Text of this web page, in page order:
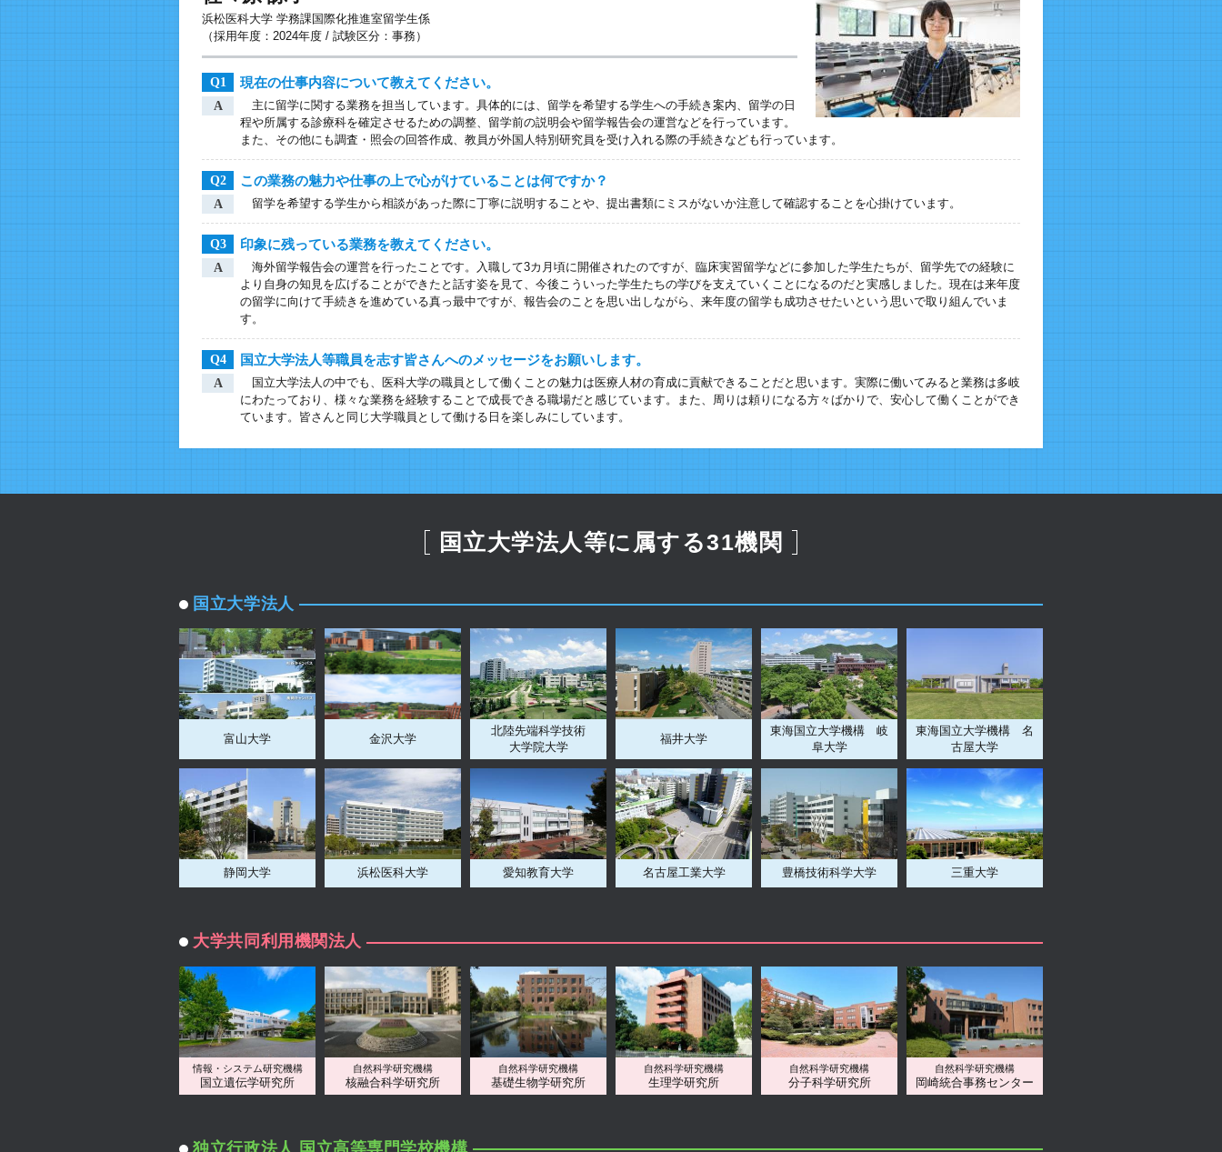
浜松医科大学 学務課国際化推進室留学生係
（採用年度：2024年度 / 試験区分：事務）
Q1 現在の仕事内容について教えてください。
A
主に留学に関する業務を担当しています。具体的には、留学を希望する学生への手続き案内、留学の日
程や所属する診療科を確定させるための調整、留学前の説明会や留学報告会の運営などを行っています。
また、その他にも調査・照会の回答作成、教員が外国人特別研究員を受け入れる際の手続きなども行っています。
Q2 この業務の魅力や仕事の上で心がけていることは何ですか？
A 留学を希望する学生から相談があった際に丁寧に説明することや、提出書類にミスがないか注意して確認することを心掛けています。
Q3 印象に残っている業務を教えてください。
A
海外留学報告会の運営を行ったことです。入職して3カ月頃に開催されたのですが、臨床実習留学などに参加した学生たちが、留学先での経験に
より自身の知見を広げることができたと話す姿を見て、今後こういった学生たちの学びを支えていくことになるのだと実感しました。現在は来年度
の留学に向けて手続きを進めている真っ最中ですが、報告会のことを思い出しながら、来年度の留学も成功させたいという思いで取り組んでいま
す。
Q4 国立大学法人等職員を志す皆さんへのメッセージをお願いします。
A
国立大学法人の中でも、医科大学の職員として働くことの魅力は医療人材の育成に貢献できることだと思います。実際に働いてみると業務は多岐
にわたっており、様々な業務を経験することで成長できる職場だと感じています。また、周りは頼りになる方々ばかりで、安心して働くことができ
ています。皆さんと同じ大学職員として働ける日を楽しみにしています。
国立大学法人等に属する31機関
国立大学法人
富山大学 金沢大学
北陸先端科学技術
大学院大学
福井大学
東海国立大学機構 岐
阜大学
東海国立大学機構 名
古屋大学
静岡大学 浜松医科大学 愛知教育大学 名古屋工業大学 豊橋技術科学大学 三重大学
大学共同利用機関法人
情報・システム研究機構
国立遺伝学研究所
自然科学研究機構
核融合科学研究所
自然科学研究機構
基礎生物学研究所
自然科学研究機構
生理学研究所
自然科学研究機構
分子科学研究所
自然科学研究機構
岡崎統合事務センター
独立行政法人 国立高等専門学校機構